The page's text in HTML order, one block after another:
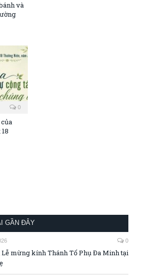
và
0
GẦN ĐÂY
0
Lễ mừng kính Thánh Tổ Phụ Đa Minh tại